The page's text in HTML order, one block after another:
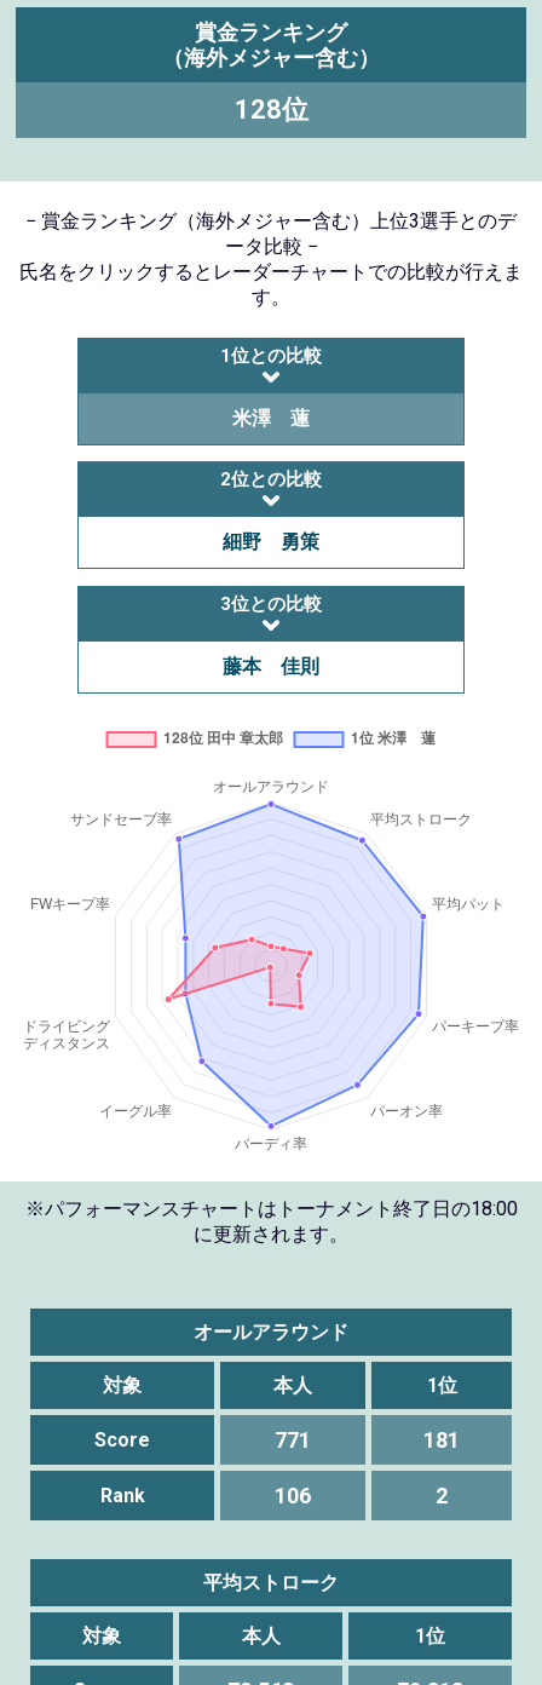
賞金ランキング
（海外メジャー含む）
128位
− 賞金ランキング（海外メジャー含む）上位3選手とのデ
ータ比較 −
氏名をクリックするとレーダーチャートでの比較が行えま
す。
1位との比較
米澤 蓮
2位との比較
細野 勇策
3位との比較
藤本 佳則
※パフォーマンスチャートはトーナメント終了日の18:00
に更新されます。
オールアラウンド
対象 本人 1位
Score 771 181
Rank 106 2
平均ストローク
対象 本人 1位